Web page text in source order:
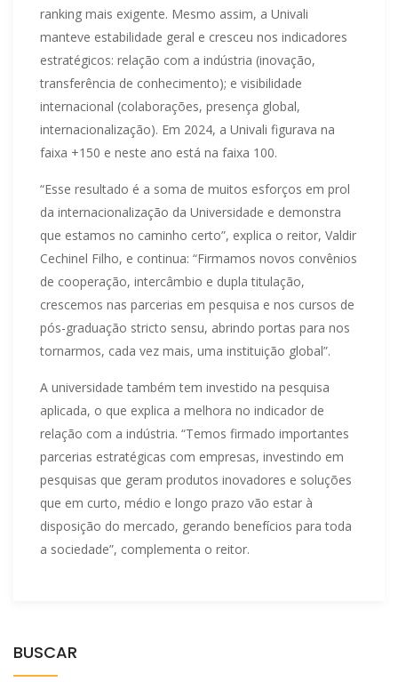
ranking mais exigente. Mesmo assim, a Univali
manteve estabilidade geral e cresceu nos indicadores
estratégicos: relação com a indústria (inovação,
transferência de conhecimento); e visibilidade
internacional (colaborações, presença global,
internacionalização). Em 2024, a Univali figurava na
faixa +150 e neste ano está na faixa 100.
“Esse resultado é a soma de muitos esforços em prol
da internacionalização da Universidade e demonstra
que estamos no caminho certo”, explica o reitor, Valdir
Cechinel Filho, e continua: “Firmamos novos convênios
de cooperação, intercâmbio e dupla titulação,
crescemos nas parcerias em pesquisa e nos cursos de
pós-graduação stricto sensu, abrindo portas para nos
tornarmos, cada vez mais, uma instituição global”.
A universidade também tem investido na pesquisa
aplicada, o que explica a melhora no indicador de
relação com a indústria. “Temos firmado importantes
parcerias estratégicas com empresas, investindo em
pesquisas que geram produtos inovadores e soluções
que em curto, médio e longo prazo vão estar à
disposição do mercado, gerando benefícios para toda
a sociedade”, complementa o reitor.
BUSCAR